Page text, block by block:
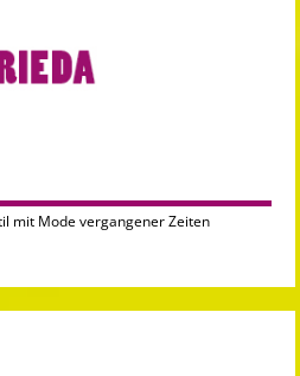
mit Mode vergangener Zeiten